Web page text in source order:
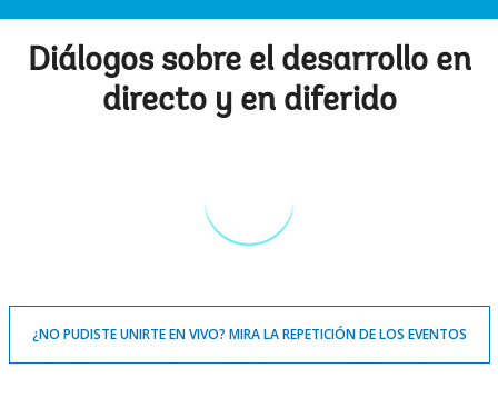
Diálogos sobre el desarrollo en
directo y en diferido
¿NO PUDISTE UNIRTE EN VIVO? MIRA LA REPETICIÓN DE LOS EVENTOS